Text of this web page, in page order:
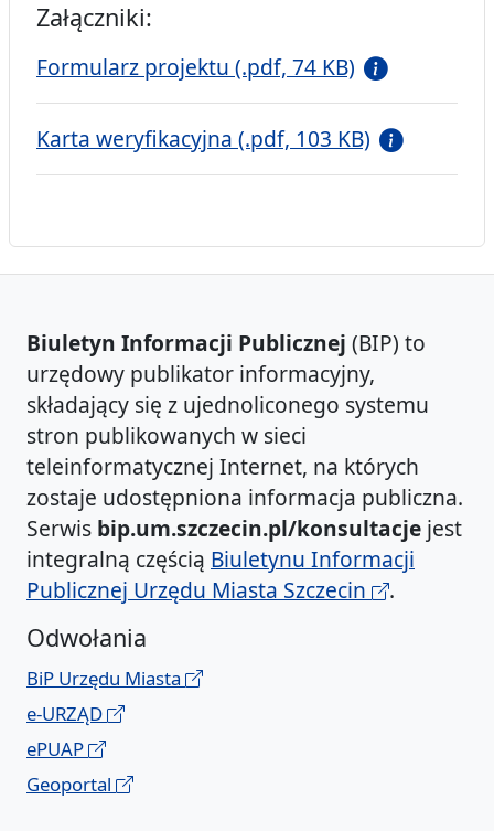
Załączniki:
Formularz projektu (.pdf, 74 KB)
Karta weryfikacyjna (.pdf, 103 KB)
Biuletyn Informacji Publicznej (BIP) to
urzędowy publikator informacyjny,
składający się z ujednoliconego systemu
stron publikowanych w sieci
teleinformatycznej Internet, na których
zostaje udostępniona informacja publiczna.
Serwis bip.um.szczecin.pl/konsultacje jest
integralną częścią Biuletynu Informacji
Publicznej Urzędu Miasta Szczecin
.
Odwołania
BiP Urzędu Miasta
e-URZĄD
ePUAP
Geoportal